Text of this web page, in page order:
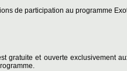
de participation au programme
gratuite et ouverte exclusivement